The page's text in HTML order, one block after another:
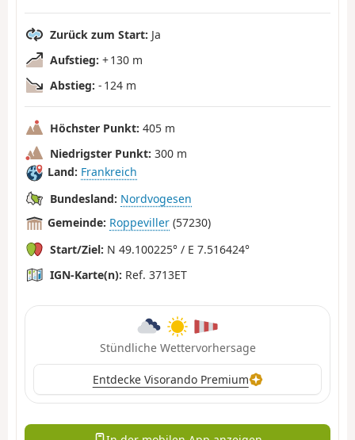
Zurück zum Start: Ja
Aufstieg: + 130 m
Abstieg: - 124 m
Höchster Punkt: 405 m
Niedrigster Punkt: 300 m
Land: Frankreich
Bundesland: Nordvogesen
Gemeinde: Roppeviller (57230)
Start/Ziel: N 49.100225° / E 7.516424°
IGN-Karte(n): Ref. 3713ET
Stündliche Wettervorhersage
Entdecke Visorando Premium